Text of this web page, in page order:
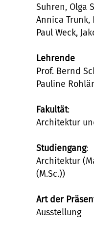
Suhren, Olga
Annica Trunk,
Paul Weck,
Lehrende
Prof. Bernd
Pauline
Fakultät:
Architektur
Studiengang:
Architektur
(M.Sc.))
Art der
Ausstellung